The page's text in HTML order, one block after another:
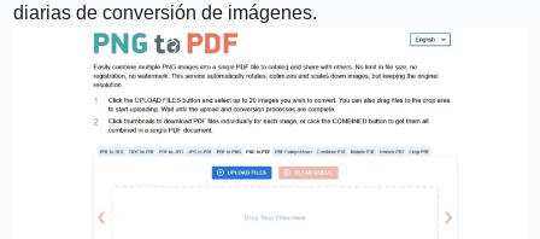
diarias de conversión de imágenes.